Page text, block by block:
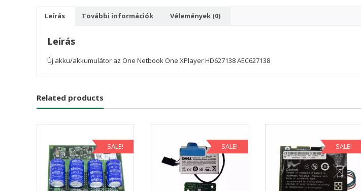
Leírás További információk Vélemények (0)
Leírás
Új akku/akkumulátor az One Netbook One XPlayer HD627138 AEC627138
Related products
SALE! SALE! SALE!